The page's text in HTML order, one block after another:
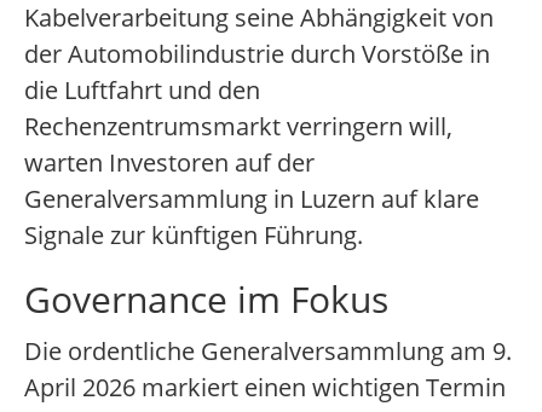
Kabelverarbeitung seine Abhängigkeit von
der Automobilindustrie durch Vorstöße in
die Luftfahrt und den
Rechenzentrumsmarkt verringern will,
warten Investoren auf der
Generalversammlung in Luzern auf klare
Signale zur künftigen Führung.
Governance im Fokus
Die ordentliche Generalversammlung am 9.
April 2026 markiert einen wichtigen Termin